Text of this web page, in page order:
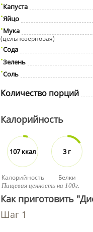
Капуста
Яйцо
Мука
(цельнозерновая)
Сода
Зелень
Соль
Количество порций
Калорийность
107 ккал
Калорийность
3 г
Белки
Пищевая ценность на 100г.
Как приготовить